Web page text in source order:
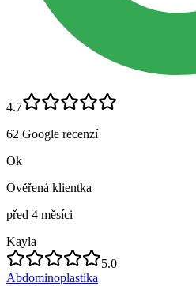
4.7
62 Google recenzí
Ok
Ověřená klientka
před 4 měsíci
Kayla
5.0
Abdominoplastika